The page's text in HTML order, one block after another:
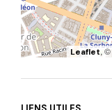
Leaflet, ©